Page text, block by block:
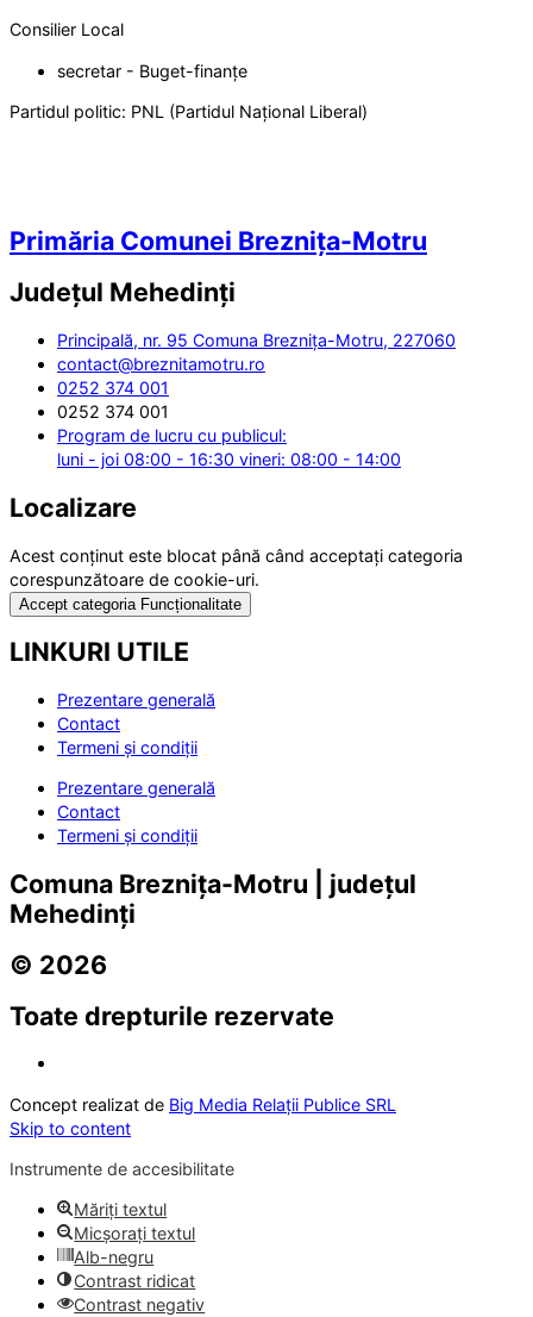
Consilier Local
secretar - Buget-finanțe
Partidul politic: PNL (Partidul Național Liberal)
Primăria Comunei Breznița-Motru
Județul Mehedinți
Principală, nr. 95 Comuna Breznița-Motru, 227060
contact@breznitamotru.ro
0252 374 001
0252 374 001
Program de lucru cu publicul:
luni - joi 08:00 - 16:30 vineri: 08:00 - 14:00
Localizare
Acest conținut este blocat până când acceptați categoria
corespunzătoare de cookie-uri.
Accept categoria Funcționalitate
LINKURI UTILE
Prezentare generală
Contact
Termeni și condiții
Prezentare generală
Contact
Termeni și condiții
Comuna Breznița-Motru | județul
Mehedinți
© 2026
Toate drepturile rezervate
Concept realizat de Big Media Relații Publice SRL
Skip to content
Instrumente de accesibilitate
Măriți textul
Micșorați textul
Alb-negru
Contrast ridicat
Contrast negativ